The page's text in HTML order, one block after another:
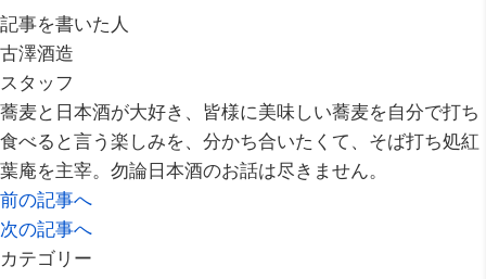
記事を書いた人
古澤酒造
スタッフ
蕎麦と日本酒が大好き、皆様に美味しい蕎麦を自分で打ち
食べると言う楽しみを、分かち合いたくて、そば打ち処紅
葉庵を主宰。勿論日本酒のお話は尽きません。
前の記事へ
次の記事へ
カテゴリー